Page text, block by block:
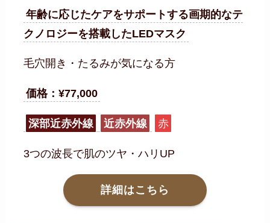
年齢に応じたケアをサポートする画期的なテ
クノロジーを搭載したLEDマスク
毛穴開き・たるみが気になる方
価格：¥77,000
深部近赤外線 近赤外線 赤
3つの波長で肌のツヤ・ハリUP
詳細はこちら